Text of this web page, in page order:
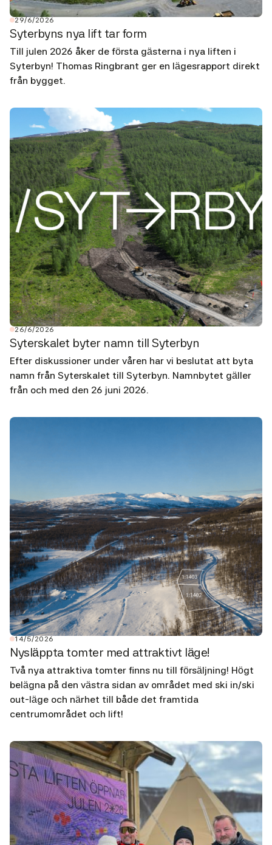
29/6/2026
Syterbyns nya lift tar form
Till julen 2026 åker de första gästerna i nya liften i
Syterbyn! Thomas Ringbrant ger en lägesrapport direkt
från bygget.
26/6/2026
Syterskalet byter namn till Syterbyn
Efter diskussioner under våren har vi beslutat att byta
namn från Syterskalet till Syterbyn. Namnbytet gäller
från och med den 26 juni 2026.
14/5/2026
Nysläppta tomter med attraktivt läge!
Två nya attraktiva tomter finns nu till försäljning! Högt
belägna på den västra sidan av området med ski in/ski
out-läge och närhet till både det framtida
centrumområdet och lift!